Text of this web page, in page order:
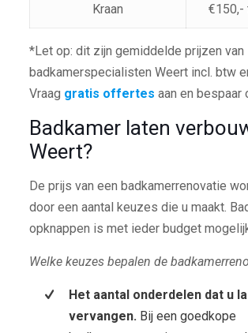
Kraan €150,-
*Let op: dit zijn gemiddelde prijzen van
badkamerspecialisten Weert incl. btw
Vraag gratis offertes aan en bespaar
Badkamer laten
Weert?
De prijs van een badkamerrenovatie
door een aantal keuzes die u maakt.
opknappen is met ieder budget
Welke keuzes bepalen de
Het aantal onderdelen dat u
vervangen. Bij een goedkope